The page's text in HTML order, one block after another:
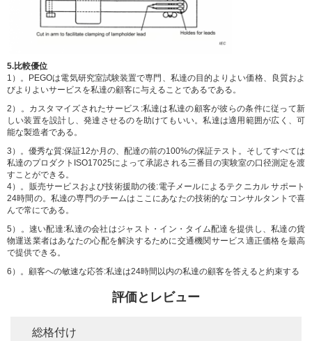
5.比較優位
1）。PEGOは電気研究室試験装置で専門、私達の目的よりよい価格、良質およ
びよりよいサービスを私達の顧客に与えることであるである。
2）。カスタマイズされたサービス:私達は私達の顧客が彼らの条件に従って新
しい装置を設計し、発達させるのを助けてもいい。私達は適用範囲が広く、可
能な製造者である。
3）。優秀な質:保証12か月の、配達の前の100%の保証テスト。そしてすべては
私達のプロダクトISO17025によって承認される三番目の実験室の口径測定を渡
すことができる。
4）。販売サービスおよび技術援助の後:電子メールによるテクニカル サポート
24時間の。私達の専門のチームはここにあなたの技術的なコンサルタントで喜
んで常にである。
5）。速い配達:私達の会社はジャスト・イン・タイム配達を提供し、私達の貨
物運送業者はあなたの心配を解決するために交通機関サービス適正価格を最高
で提供できる。
6）。顧客への敏速な応答:私達は24時間以内の私達の顧客を答えると約束する
評価とレビュー
総格付け